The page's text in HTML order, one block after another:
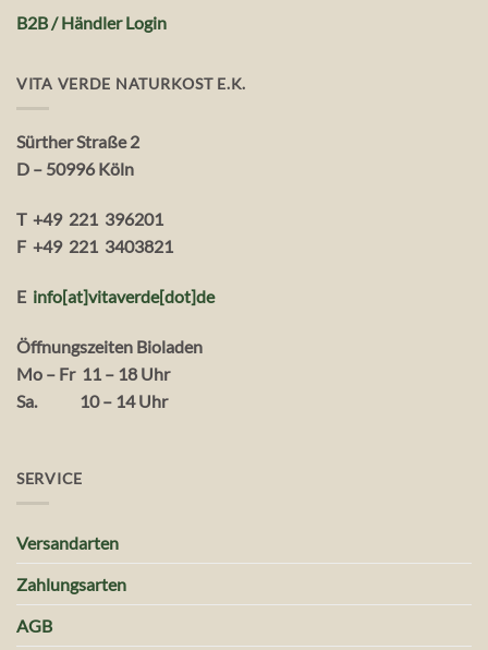
B2B / Händler Login
VITA VERDE NATURKOST E.K.
Sürther Straße 2
D – 50996 Köln
T +49 221 396201
F +49 221 3403821
E info[at]vitaverde[dot]de
Öffnungszeiten Bioladen
Mo – Fr 11 – 18 Uhr
Sa. 10 – 14 Uhr
SERVICE
Versandarten
Zahlungsarten
AGB